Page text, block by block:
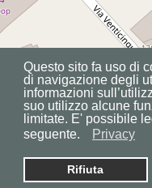
Questo sito fa uso di
di navigazione degli
informazioni
suo utilizzo alcune
limitate. E' possibile
seguente.
Privacy
Rifiuta